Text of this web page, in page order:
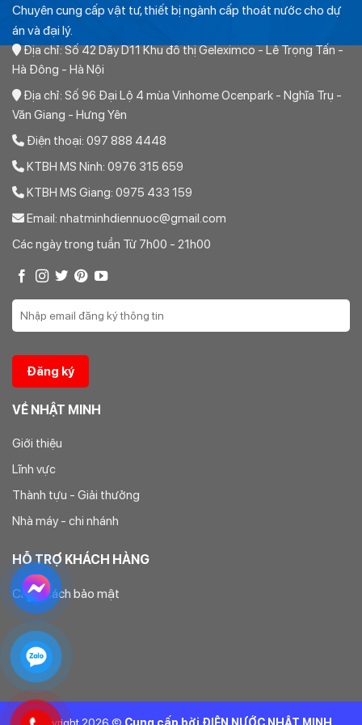
Chuyên cung cấp vật tư, thiết bị ngành cấp thoát nước cho dự
án và đại lý.
Địa chỉ: Số 42 Dãy D11 Khu đô thị Geleximco - Lê Trọng Tấn -
Hà Đông - Hà Nội
Địa chỉ: Số 96 Đại Lộ 4 mùa Vinhome Ocenpark - Nghĩa Trụ -
Văn Giang - Hưng Yên
Điện thoại: 097 888 4448
KTBH MS Ninh: 0976 315 659
KTBH MS Giang: 0975 433 159
Email: nhatminhdiennuoc@gmail.com
Các ngày trong tuần Từ 7h00 - 21h00
VỀ NHẬT MINH
Giới thiệu
Lĩnh vực
Thành tựu - Giải thưởng
Nhà máy - chi nhánh
HỖ TRỢ KHÁCH HÀNG
Chính sách bảo mật
Copyright 2026 © Cung cấp bởi ĐIỆN NƯỚC NHẬT MINH